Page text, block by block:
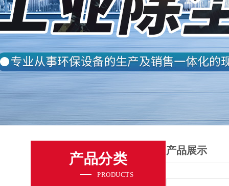
产品分类
PRODUCTS
产品展示